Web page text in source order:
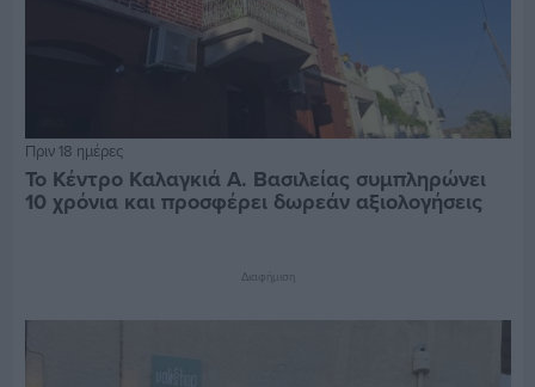
Πριν 18 ημέρες
Το Κέντρο Καλαγκιά Α. Βασιλείας συμπληρώνει
10 χρόνια και προσφέρει δωρεάν αξιολογήσεις
Διαφήμιση